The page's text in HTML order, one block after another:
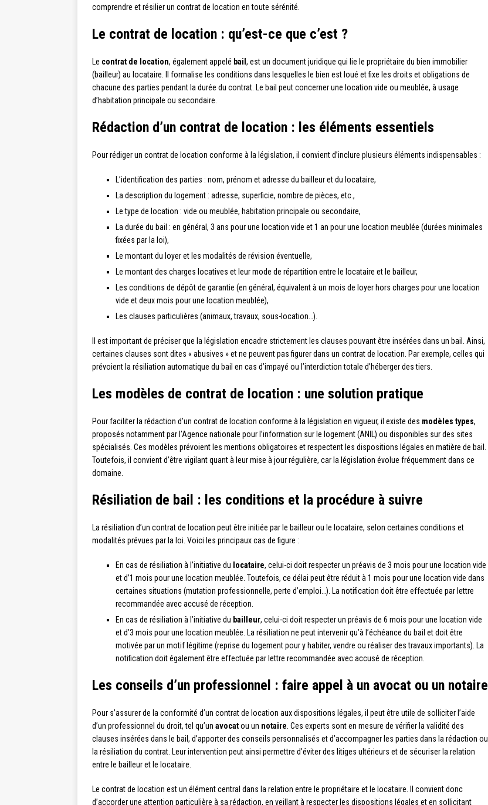
comprendre et résilier un contrat de location en toute sérénité.
Le contrat de location : qu’est-ce que c’est ?
Le contrat de location, également appelé bail , est un document juridique qui lie le propriétaire du bien immobilier
(bailleur) au locataire. Il formalise les conditions dans lesquelles le bien est loué et fixe les droits et obligations de
chacune des parties pendant la durée du contrat. Le bail peut concerner une location vide ou meublée, à usage
d’habitation principale ou secondaire.
Rédaction d’un contrat de location : les éléments essentiels
Pour rédiger un contrat de location conforme à la législation, il convient d’inclure plusieurs éléments indispensables :
L’identification des parties : nom, prénom et adresse du bailleur et du locataire,
La description du logement : adresse, superficie, nombre de pièces, etc.,
Le type de location : vide ou meublée, habitation principale ou secondaire,
La durée du bail : en général, 3 ans pour une location vide et 1 an pour une location meublée (durées minimales
fixées par la loi),
Le montant du loyer et les modalités de révision éventuelle,
Le montant des charges locatives et leur mode de répartition entre le locataire et le bailleur,
Les conditions de dépôt de garantie (en général, équivalent à un mois de loyer hors charges pour une location
vide et deux mois pour une location meublée),
Les clauses particulières (animaux, travaux, sous-location…).
Il est important de préciser que la législation encadre strictement les clauses pouvant être insérées dans un bail. Ainsi,
certaines clauses sont dites « abusives » et ne peuvent pas figurer dans un contrat de location. Par exemple, celles qui
prévoient la résiliation automatique du bail en cas d’impayé ou l’interdiction totale d’héberger des tiers.
Les modèles de contrat de location : une solution pratique
Pour faciliter la rédaction d’un contrat de location conforme à la législation en vigueur, il existe des modèles types,
proposés notamment par l’Agence nationale pour l’information sur le logement (ANIL) ou disponibles sur des sites
spécialisés. Ces modèles prévoient les mentions obligatoires et respectent les dispositions légales en matière de bail.
Toutefois, il convient d’être vigilant quant à leur mise à jour régulière, car la législation évolue fréquemment dans ce
domaine.
Résiliation de bail : les conditions et la procédure à suivre
La résiliation d’un contrat de location peut être initiée par le bailleur ou le locataire, selon certaines conditions et
modalités prévues par la loi. Voici les principaux cas de figure :
En cas de résiliation à l’initiative du locataire, celui-ci doit respecter un préavis de 3 mois pour une location vide
et d’1 mois pour une location meublée. Toutefois, ce délai peut être réduit à 1 mois pour une location vide dans
certaines situations (mutation professionnelle, perte d’emploi…). La notification doit être effectuée par lettre
recommandée avec accusé de réception.
En cas de résiliation à l’initiative du bailleur, celui-ci doit respecter un préavis de 6 mois pour une location vide
et d’3 mois pour une location meublée. La résiliation ne peut intervenir qu’à l’échéance du bail et doit être
motivée par un motif légitime (reprise du logement pour y habiter, vendre ou réaliser des travaux importants). La
notification doit également être effectuée par lettre recommandée avec accusé de réception.
Les conseils d’un professionnel : faire appel à un avocat ou un notaire
Pour s’assurer de la conformité d’un contrat de location aux dispositions légales, il peut être utile de solliciter l’aide
d’un professionnel du droit, tel qu’un avocatou un notaire . Ces experts sont en mesure de vérifier la validité des
clauses insérées dans le bail, d’apporter des conseils personnalisés et d’accompagner les parties dans la rédaction ou
la résiliation du contrat. Leur intervention peut ainsi permettre d’éviter des litiges ultérieurs et de sécuriser la relation
entre le bailleur et le locataire.
Le contrat de location est un élément central dans la relation entre le propriétaire et le locataire. Il convient donc
d’accorder une attention particulière à sa rédaction, en veillant à respecter les dispositions légales et en sollicitant